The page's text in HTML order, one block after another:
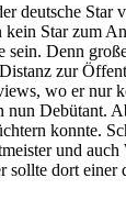
deutsche Star
kein Star zum
sein. Denn
zur
wo er nur
nun Debütant.
konnte.
und
sollte dort einer